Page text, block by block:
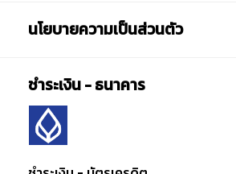
นโยบายความเป็นส่วนตัว
ชำระเงิน - ธนาคาร